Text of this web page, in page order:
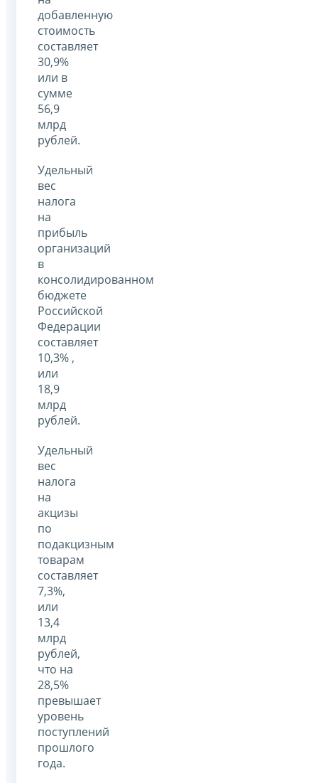
добавленную
стоимость
составляет
30,9%
или в
сумме
56,9
млрд
рублей.
Удельный
вес
налога
на
прибыль
организаций
в
консолидированном
бюджете
Российской
Федерации
составляет
10,3% ,
или
18,9
млрд
рублей.
Удельный
вес
налога
на
акцизы
по
подакцизным
товарам
составляет
7,3%,
или
13,4
млрд
рублей,
что на
28,5%
превышает
уровень
поступлений
прошлого
года.